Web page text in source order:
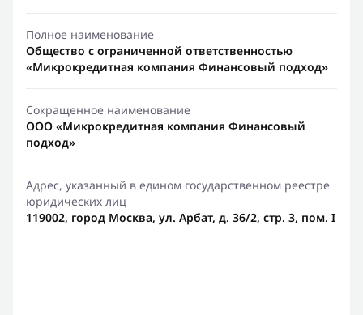
Полное наименование
Общество с ограниченной ответственностью
«Микрокредитная компания Финансовый подход»
Сокращенное наименование
ООО «Микрокредитная компания Финансовый
подход»
Адрес, указанный в едином государственном реестре
юридических лиц
119002, город Москва, ул. Арбат, д. 36/2, стр. 3, пом. I